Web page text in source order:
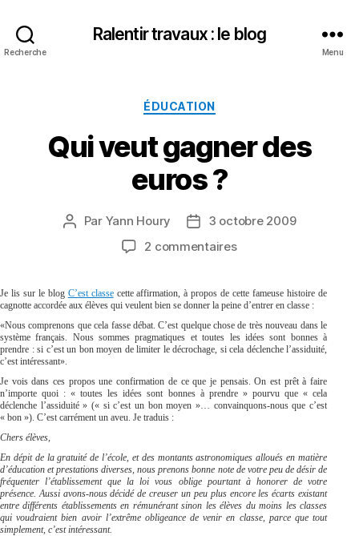
Recherche
Ralentir travaux : le blog
Menu
Catégories
ÉDUCATION
Qui veut gagner des
euros ?
Auteur
Par Yann Houry
Date3 octobre 2009
2 commentairessur
gagner
euros
?
Je lis sur le blog C’est classecette affirmation, à propos de cette fameuse histoire de
cagnotte accordée aux élèves qui veulent bien se donner la peine d’entrer en classe :
«Nous comprenons que cela fasse débat. C’est quelque chose de très nouveau dans le
système français. Nous sommes pragmatiques et toutes les idées sont bonnes à
prendre : si c’est un bon moyen de limiter le décrochage, si cela déclenche l’assiduité,
c’est intéressant».
Je vois dans ces propos une confirmation de ce que je pensais. On est prêt à faire
n’importe quoi : « toutes les idées sont bonnes à prendre » pourvu que « cela
déclenche l’assiduité » (« si c’est un bon moyen »… convainquons-nous que c’est
« bon »). C’est carrément un aveu. Je traduis :
Chers élèves,
En dépit de la gratuité de l’école, et des montants astronomiques alloués en matière
d’éducation et prestations diverses, nous prenons bonne note de votre peu de désir de
fréquenter l’établissement que la loi vous oblige pourtant à honorer de votre
présence. Aussi avons-nous décidé de creuser un peu plus encore les écarts existant
entre différents établissements en rémunérant sinon les élèves du moins les classes
qui voudraient bien avoir l’extrême obligeance de venir en classe, parce que tout
simplement, c’est intéressant.